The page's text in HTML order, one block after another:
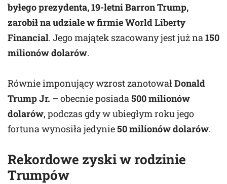
byłego prezydenta, 19-letni Barron Trump,
zarobił na udziale w firmie World Liberty
Financial. Jego majątek szacowany jest już na 150
milionów dolarów.
Równie imponujący wzrost zanotował Donald
Trump Jr. – obecnie posiada 500 milionów
dolarów, podczas gdy w ubiegłym roku jego
fortuna wynosiła jedynie50 milionów dolarów.
Rekordowe zyski w rodzinie
Trumpów